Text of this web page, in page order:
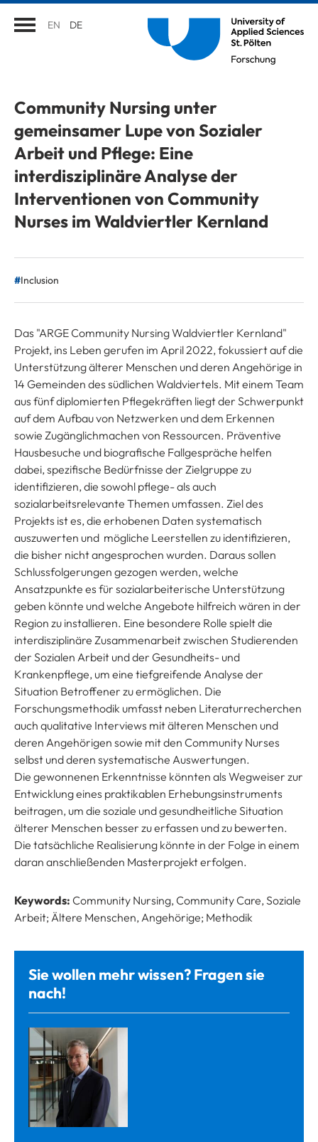
EN DE
Community Nursing unter
gemeinsamer Lupe von Sozialer
Arbeit und Pflege: Eine
interdisziplinäre Analyse der
Interventionen von Community
Nurses im Waldviertler Kernland
Inclusion
Das "ARGE Community Nursing Waldviertler Kernland"
Projekt, ins Leben gerufen im April 2022, fokussiert auf die
Unterstützung älterer Menschen und deren Angehörige in
14 Gemeinden des südlichen Waldviertels. Mit einem Team
aus fünf diplomierten Pflegekräften liegt der Schwerpunkt
auf dem Aufbau von Netzwerken und dem Erkennen
sowie Zugänglichmachen von Ressourcen. Präventive
Hausbesuche und biografische Fallgespräche helfen
dabei, spezifische Bedürfnisse der Zielgruppe zu
identifizieren, die sowohl pflege- als auch
sozialarbeitsrelevante Themen umfassen. Ziel des
Projekts ist es, die erhobenen Daten systematisch
auszuwerten und mögliche Leerstellen zu identifizieren,
die bisher nicht angesprochen wurden. Daraus sollen
Schlussfolgerungen gezogen werden, welche
Ansatzpunkte es für sozialarbeiterische Unterstützung
geben könnte und welche Angebote hilfreich wären in der
Region zu installieren. Eine besondere Rolle spielt die
interdisziplinäre Zusammenarbeit zwischen Studierenden
der Sozialen Arbeit und der Gesundheits- und
Krankenpflege, um eine tiefgreifende Analyse der
Situation Betroffener zu ermöglichen. Die
Forschungsmethodik umfasst neben Literaturrecherchen
auch qualitative Interviews mit älteren Menschen und
deren Angehörigen sowie mit den Community Nurses
selbst und deren systematische Auswertungen.
Die gewonnenen Erkenntnisse könnten als Wegweiser zur
Entwicklung eines praktikablen Erhebungsinstruments
beitragen, um die soziale und gesundheitliche Situation
älterer Menschen besser zu erfassen und zu bewerten.
Die tatsächliche Realisierung könnte in der Folge in einem
daran anschließenden Masterprojekt erfolgen.
Keywords: Community Nursing, Community Care, Soziale
Arbeit; Ältere Menschen, Angehörige; Methodik
Sie wollen mehr wissen? Fragen sie
nach!